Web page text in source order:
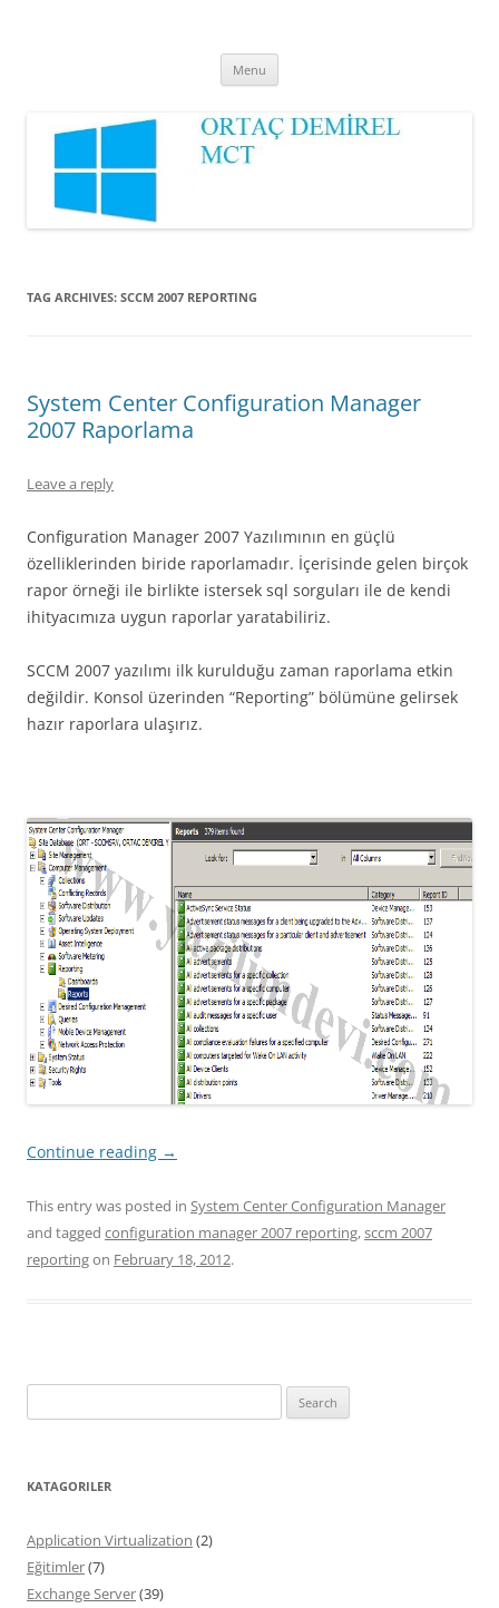
Menu
TAG ARCHIVES: SCCM 2007 REPORTING
System Center Configuration Manager
2007 Raporlama
Leave a reply
Configuration Manager 2007 Yazılımının en güçlü
özelliklerinden biride raporlamadır. İçerisinde gelen birçok
rapor örneği ile birlikte istersek sql sorguları ile de kendi
ihityacımıza uygun raporlar yaratabiliriz.
SCCM 2007 yazılımı ilk kurulduğu zaman raporlama etkin
değildir. Konsol üzerinden “Reporting” bölümüne gelirsek
hazır raporlara ulaşırız.
Continue reading →
This entry was posted in System Center Configuration Manager
and tagged configuration manager 2007 reporting,sccm 2007
reportingon February 18, 2012.
for:
KATAGORILER
Application Virtualization (2)
Eğitimler(7)
Exchange Server(39)